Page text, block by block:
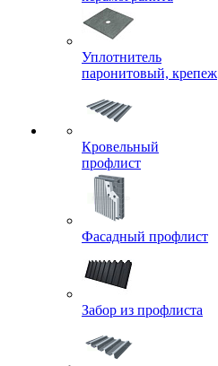
Уплотнитель
паронитовый, крепеж
Кровельный
профлист
Фасадный профлист
Забор из профлиста